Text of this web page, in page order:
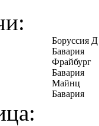
Боруссия Д
Бавария
Фрайбург
Бавария
Майнц
Бавария